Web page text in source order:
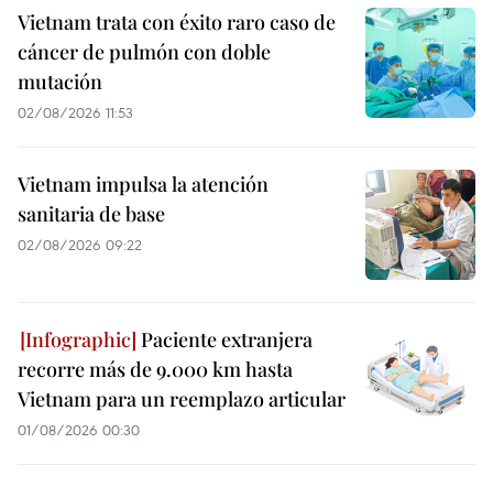
Vietnam trata con éxito raro caso de
cáncer de pulmón con doble
mutación
02/08/2026 11:53
Vietnam impulsa la atención
sanitaria de base
02/08/2026 09:22
Paciente extranjera
recorre más de 9.000 km hasta
Vietnam para un reemplazo articular
01/08/2026 00:30